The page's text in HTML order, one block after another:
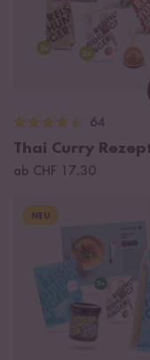
64
Thai Curry
ab CHF 17.30
NEU